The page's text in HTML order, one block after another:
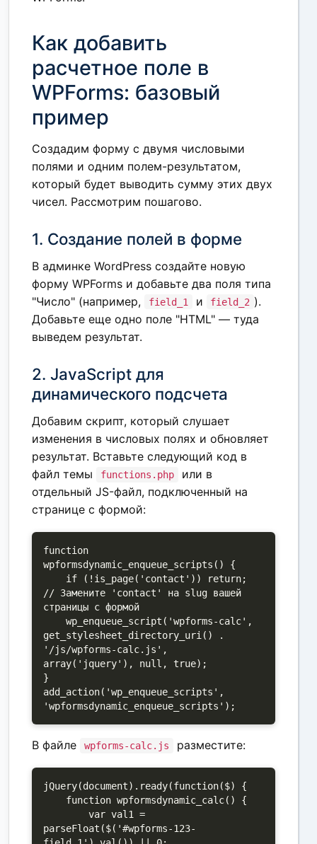
Как добавить
расчетное поле в
WPForms: базовый
пример
Создадим форму с двумя числовыми
полями и одним полем-результатом,
который будет выводить сумму этих двух
чисел. Рассмотрим пошагово.
1. Создание полей в форме
В админке WordPress создайте новую
форму WPForms и добавьте два поля типа
"Число" (например,
field_1 и field_2 ).
Добавьте еще одно поле "HTML" — туда
выведем результат.
2. JavaScript для
динамического подсчета
Добавим скрипт, который слушает
изменения в числовых полях и обновляет
результат. Вставьте следующий код в
файл темы
functions.php
или в
отдельный JS-файл, подключенный на
странице с формой:
function
wpformsdynamic_enqueue_scripts() {
// Замените 'contact' на slug вашей
страницы с формой
get_stylesheet_directory_uri() .
'/js/wpforms-calc.js',
array('jquery'), null, true);
}
add_action('wp_enqueue_scripts',
'wpformsdynamic_enqueue_scripts');
В файле wpforms-calc.js разместите:
jQuery(document).ready(function($) {
parseFloat($('#wpforms-123-